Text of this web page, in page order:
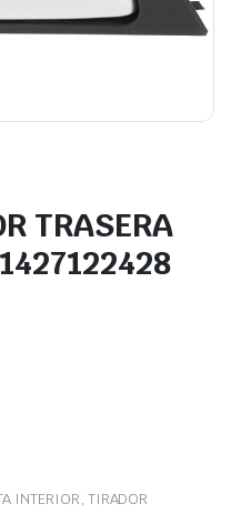
TRASERA
INTERIOR, TIRADOR